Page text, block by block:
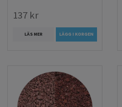
137 kr
LÄS MER LÄGG I KORGEN